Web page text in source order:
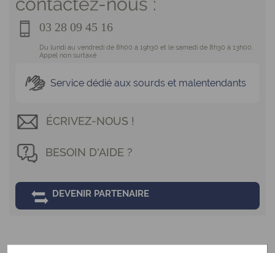
03 28 09 45 16
Du lundi au vendredi de 8h00 à 19h30 et le samedi de 8h30 à 13h00.
Appel non surtaxé
Service dédié aux sourds et malentendants
ÉCRIVEZ-NOUS !
BESOIN D'AIDE ?
DEVENIR PARTENAIRE